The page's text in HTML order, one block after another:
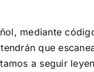
mediante
que
a seguir